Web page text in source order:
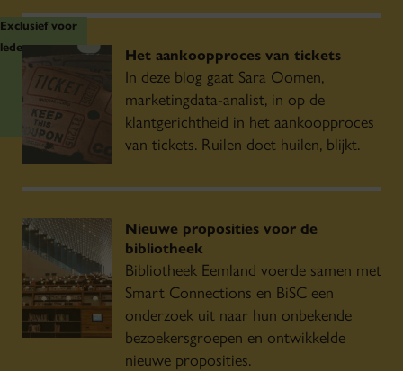
Exclusief voor
leden
Het aankoopproces van tickets
In deze blog gaat Sara Oomen,
marketingdata-analist, in op de
klantgerichtheid in het aankoopproces
van tickets. Ruilen doet huilen, blijkt.
Nieuwe proposities voor de
bibliotheek
Bibliotheek Eemland voerde samen met
Smart Connections en BiSC een
onderzoek uit naar hun onbekende
bezoekersgroepen en ontwikkelde
nieuwe proposities.